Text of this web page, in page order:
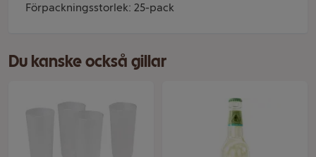
Förpackningsstorlek: 25-pack
Du kanske också gillar